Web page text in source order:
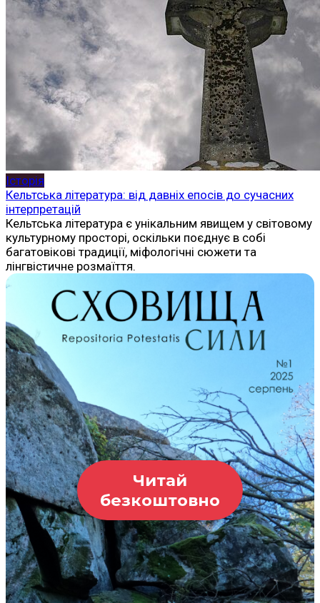
Історія
Кельтська література: від давніх епосів до сучасних
інтерпретацій
Кельтська література є унікальним явищем у світовому
культурному просторі, оскільки поєднує в собі
багатовікові традиції, міфологічні сюжети та
лінгвістичне розмаїття.
Читай
безкоштовно